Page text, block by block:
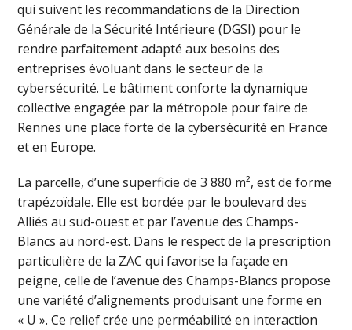
qui suivent les recommandations de la Direction
Générale de la Sécurité Intérieure (DGSI) pour le
rendre parfaitement adapté aux besoins des
entreprises évoluant dans le secteur de la
cybersécurité. Le bâtiment conforte la dynamique
collective engagée par la métropole pour faire de
Rennes une place forte de la cybersécurité en France
et en Europe.
La parcelle, d’une superficie de 3 880 m², est de forme
trapézoïdale. Elle est bordée par le boulevard des
Alliés au sud-ouest et par l’avenue des Champs-
Blancs au nord-est. Dans le respect de la prescription
particulière de la ZAC qui favorise la façade en
peigne, celle de l’avenue des Champs-Blancs propose
une variété d’alignements produisant une forme en
« U ». Ce relief crée une perméabilité en interaction